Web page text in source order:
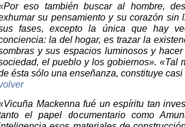
eso también buscar al hombre,
su pensamiento y su corazón
fases, excepto la única que hay
la del hogar, es trazar la
y sus espacios luminosos y
el pueblo y los gobiernos». «Tal
ésta sólo una enseñanza, constituye
Mackenna fué un espíritu tan
el papel documentario como